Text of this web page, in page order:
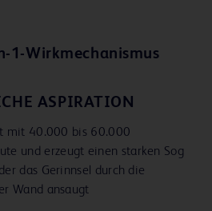
1-Wirkmechanismus
ASPIRATION
mit 40.000 bis 60.000
und erzeugt einen starken Sog
das Gerinnsel durch die
Wand ansaugt